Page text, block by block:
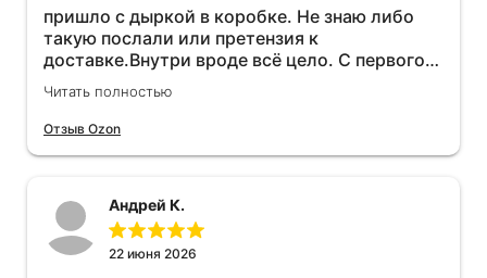
пришло с дыркой в коробке. Не знаю либо
такую послали или претензия к
доставке.Внутри вроде всё цело. С первого
раза установить не получается не знаю
может интернет дурит. Четыре звёзды за
упаковку с дыркой.Как опробую дополню
всё установилось по работе устройства
дополню позже ещё не проехал 120
км.Дополняю после пробега 120 км
Читать полностью
Отзыв Ozon
Андрей К.
22 июня 2026